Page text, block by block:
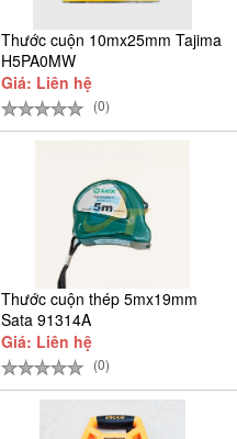
Thước cuộn 10mx25mm Tajima
H5PA0MW
Giá: Liên hệ
(0)
Thước cuộn thép 5mx19mm
Sata 91314A
Giá: Liên hệ
(0)